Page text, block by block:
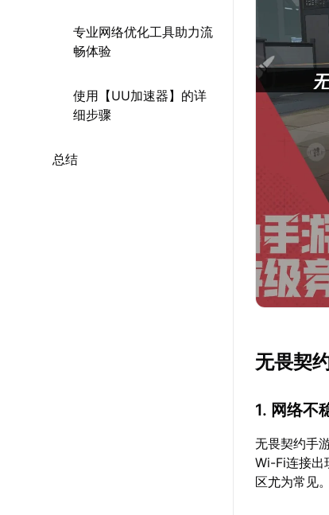
专业网络优化工具助力流
畅体验
使用【UU加速器】的详
细步骤
总结
无畏契
1. 网络不
无畏契约手
Wi-Fi连接出
区尤为常见。